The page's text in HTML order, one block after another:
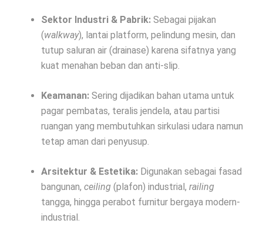
Sektor Industri & Pabrik: Sebagai pijakan
(walkway), lantai platform, pelindung mesin, dan
tutup saluran air (drainase) karena sifatnya yang
kuat menahan beban dan anti-slip.
Keamanan: Sering dijadikan bahan utama untuk
pagar pembatas, teralis jendela, atau partisi
ruangan yang membutuhkan sirkulasi udara namun
tetap aman dari penyusup.
Arsitektur & Estetika: Digunakan sebagai fasad
bangunan, ceiling (plafon) industrial, railing
tangga, hingga perabot furnitur bergaya modern-
industrial.